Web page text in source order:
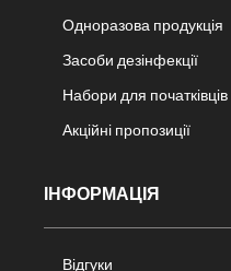
Одноразова продукція
Засоби дезінфекції
Набори для початківців
Акційні пропозиції
ІНФОРМАЦІЯ
Відгуки